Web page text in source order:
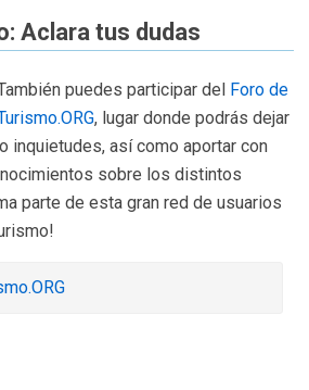
Aclara tus dudas
puedes participar del Foro de
, lugar donde podrás dejar
inquietudes, así como aportar con
sobre los distintos
parte de esta gran red de usuarios